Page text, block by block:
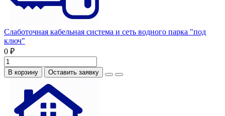
Слаботочная кабельная система и сеть водного парка "под
ключ"
0 ₽
В корзину Оставить заявку